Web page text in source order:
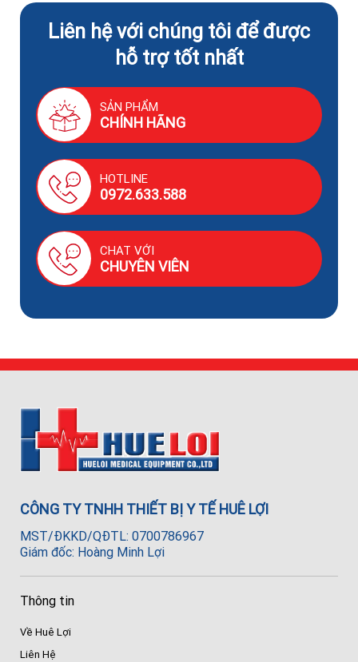
Liên hệ với chúng tôi để được
hỗ trợ tốt nhất
SẢN PHẨM
CHÍNH HÃNG
HOTLINE
0972.633.588
CHAT VỚI
CHUYÊN VIÊN
CÔNG TY TNHH THIẾT BỊ Y TẾ HUÊ LỢI
MST/ĐKKD/QĐTL: 0700786967
Giám đốc: Hoàng Minh Lợi
Thông tin
Về Huê Lợi
Liên Hệ